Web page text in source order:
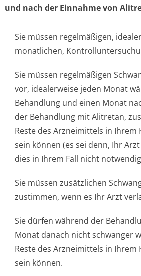
und nach der Einnahme von
Sie müssen regelmäßigen,
monatlichen,
Sie müssen regelmäßigen
vor, idealerweise jeden Monat
Behandlung und einen Monat
der Behandlung mit Alitretan,
Reste des Arzneimittels in Ihrem
sein können (es sei denn, Ihr
dies in Ihrem Fall nicht
Sie müssen zusätzlichen
zustimmen, wenn es Ihr Arzt
Sie dürfen während der
Monat danach nicht schwanger
Reste des Arzneimittels in Ihrem
sein können.